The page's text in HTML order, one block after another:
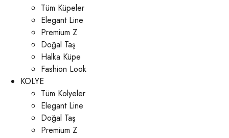
Tüm Küpeler
Elegant Line
Premium Z
Doğal Taş
Halka Küpe
Fashion Look
KOLYE
Tüm Kolyeler
Elegant Line
Doğal Taş
Premium Z